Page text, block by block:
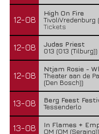
12-08
High On Fire
TivoliVredenburg
Tickets
12-08
Judas Priest
013 (013 (Tilburg))
12-08
Ntjam Rosie -
Theater aan de
(Den Bosch))
13-08
Berg Feest
Tessenderlo
13-08
In Flames +
OM (OM (Seraing))